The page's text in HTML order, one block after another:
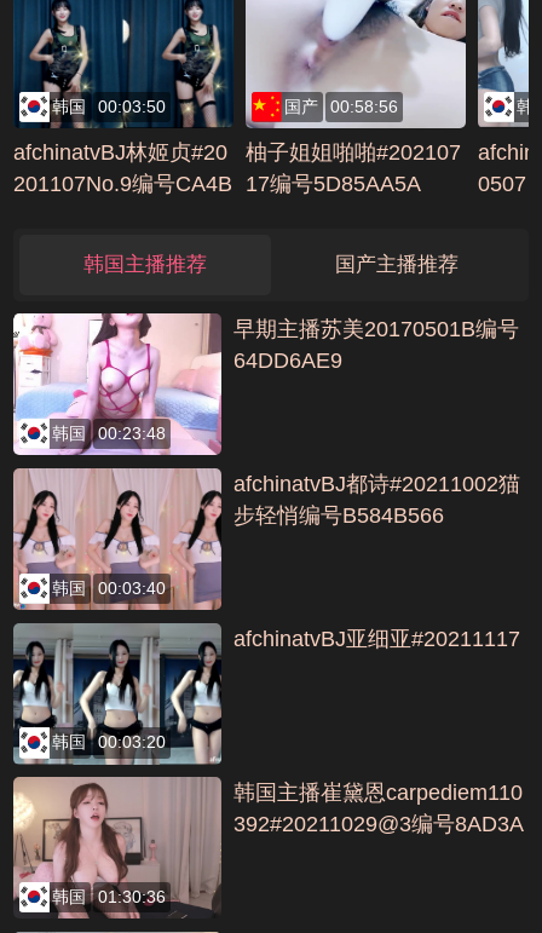
内聊天坐身上摸逼扶着
桌子站立后入编号943
AD6E9
韩国 00:03:50
afchinatvBJ林姬贞#20
201107No.9编号CA4B
国产 00:58:56
柚子姐姐啪啪#202107
17编号5D85AA5A
韩
0507
韩国主播推荐 国产主播推荐
韩国 00:23:48
早期主播苏美20170501B编号
64DD6AE9
韩国 00:03:40
afchinatvBJ都诗#20211002猫
步轻悄编号B584B566
韩国 00:03:20
afchinatvBJ亚细亚#20211117
韩国 01:30:36
韩国主播崔黛恩carpediem110
392#20211029@3编号8AD3A